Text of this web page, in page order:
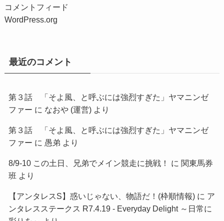
コメントフィード
WordPress.org
最近のコメント
第３話 「そよ風、と呼ぶには強烈すぎた」ヤマニンゼ
ファー に なおや (運営)より
第３話 「そよ風、と呼ぶには強烈すぎた」ヤマニンゼ
ファー に 愚弟 より
8/9-10 この土日、兄弟でメイン競走に挑戦！ に 関東馬券
班 より
【アンタレスS】惑いじゃない、物語だ！(枠順情報)に ア
ンタレスステークス R7.4.19 - Everyday Delight ～日常に